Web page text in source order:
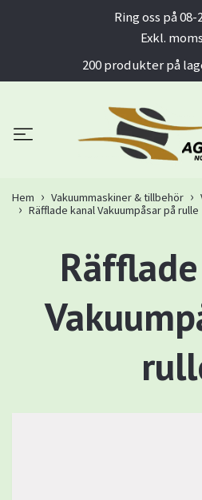
Ring oss på 08-
Exkl. moms
200 produkter på
Hem Vakuummaskiner & tillbehör
Räfflade kanal Vakuumpåsar på rulle